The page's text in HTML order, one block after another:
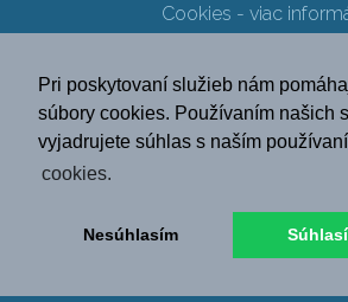
Pri poskytovaní služieb nám
súbory cookies. Používaním našich
vyjadrujete súhlas s naším
cookies.
Nesúhlasím
Cookies - viac
Ochrana osobných
SK EN DE